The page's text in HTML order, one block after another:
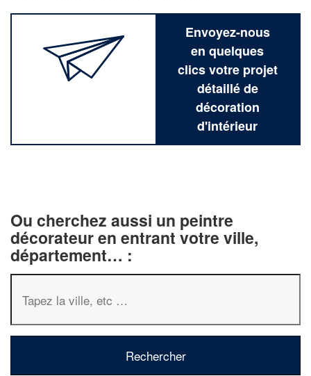
Envoyez-nous
en quelques
clics votre projet
détaillé de
décoration
d'intérieur
Ou cherchez aussi un peintre
décorateur en entrant votre ville,
département… :